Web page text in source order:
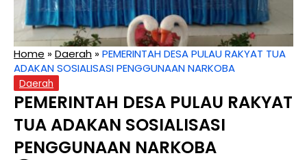
Home »Daerah »PEMERINTAH DESA PULAU RAKYAT TUA
ADAKAN SOSIALISASI PENGGUNAAN NARKOBA
Daerah
PEMERINTAH DESA PULAU RAKYAT
TUA ADAKAN SOSIALISASI
PENGGUNAAN NARKOBA